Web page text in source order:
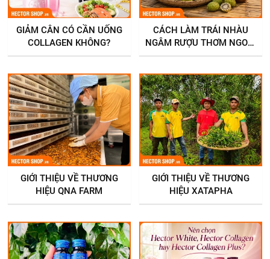
GIẢM CÂN CÓ CẦN UỐNG
COLLAGEN KHÔNG?
CÁCH LÀM TRÁI NHÀU
NGÂM RƯỢU THƠM NGON,
ĐÚNG CÁCH
GIỚI THIỆU VỀ THƯƠNG
HIỆU QNA FARM
GIỚI THIỆU VỀ THƯƠNG
HIỆU XATAPHA